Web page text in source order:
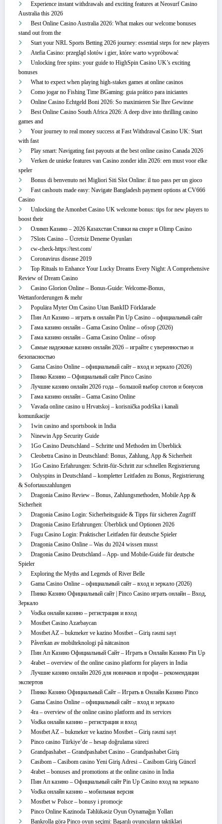
Experience instant withdrawals and exciting features at Neosurf Casino
Australia this 2026
Best Online Casino Australia 2026: What makes our welcome bonuses
stand out from the
Start your NRL Sports Betting 2026 journey: essential steps for new players
Atefia Casino: przegląd slotów i gier, które warto wypróbować
Unlocking free spins: your guide to HighSpin Casino UK’s exciting
bonuses
What to expect when playing high-stakes games at online casinos
Como jogar no Fishing Time BGaming: guia prático para iniciantes
Online Casino Echtgeld Boni 2026: So maximieren Sie Ihre Gewinne
Best Online Casino South Africa 2026: A deep dive into thrilling casino
games and
Your journey to real money success at Fast Withdrawal Casino UK: Start
with fast
Play smart: Navigating fast payouts at the best online casino Canada 2026
Verken de unieke features van Casino zonder idin 2026: een must voor elke
speler
Bonus di benvenuto nei Migliori Siti Slot Online: il tuo pass per un gioco
Fast cashouts made easy: Navigate Bangladesh payment options at CV666
Casino
Unlocking the Amonbet Casino UK welcome bonus: tips for new players to
boost their
Олимп Казино – 2026 Казахстан Ставки на спорт и Olimp Casino
7Slots Casino – Ücretsiz Deneme Oyunları
cw-check-https://test.com/
Coronavirus disease 2019
Top Rituals to Enhance Your Lucky Dreams Every Night: A Comprehensive
Review of Dream Casino
Casino Glorion Online – Bonus‑Guide: Welcome‑Bonus,
Wettanforderungen & mehr
Populära Myter Om Casino Utan BankID Förklarade
Пин Ап Казино – играть в онлайн Pin Up Casino – официальный сайт
Гама казино онлайн – Gama Casino Online – обзор (2026)
Гама казино онлайн – Gama Casino Online – обзор
Самые надежные казино онлайн 2026 – играйте с уверенностью и
безопасностью
Gama Casino Online – официальный сайт – вход и зеркало (2026)
Пинко Казино – Официальный сайт Pinco Casino
Лучшие казино онлайн 2026 года – большой выбор слотов и бонусов
Гама казино онлайн – Gama Casino Online
Vavada online casino u Hrvatskoj – korisnička podrška i kanali
komunikacije
1win casino and sportsbook in India
Ninewin App Security Guide
1Go Casino Deutschland – Schritte und Methoden im Überblick
Cleobetra Casino in Deutschland: Bonus, Zahlung, App & Sicherheit
1Go Casino Erfahrungen: Schritt‑für‑Schritt zur schnellen Registrierung
Onlyspins in Deutschland – kompletter Leitfaden zu Bonus, Registrierung
& Sofortauszahlungen
Dragonia Casino Review – Bonus, Zahlungsmethoden, Mobile App &
Sicherheit
Dragonia Casino Login: Sicherheitsguide & Tipps für sicheren Zugriff
Dragonia Casino Erfahrungen: Überblick und Optionen 2026
Fugu Casino Login: Praktischer Leitfaden für deutsche Spieler
Dragonia Casino Online – Was du 2024 wissen musst
Dragonia Casino Deutschland – App‑ und Mobile‑Guide für deutsche
Spieler
Exploring the Myths and Legends of River Belle
Gama Casino Online – официальный сайт – вход и зеркало (2026)
Пинко Казино Официальный сайт | Pinco Casino играть онлайн – Вход,
Зеркало
Vodka онлайн казино – регистрация и вход
Mostbet Casino Azərbaycan
Mostbet AZ – bukmeker ve kazino Mostbet – Giriş rəsmi sayt
Påverkan av mobilteknologi på nätcasinon
Пин Ап Казино Официальный Сайт – Играть в Онлайн Казино Pin Up
4rabet – overview of the online casino platform for players in India
Лучшие казино онлайн 2026 для новичков и профи – рекомендации
экспертов
Пинко Казино Официальный Сайт – Играть в Онлайн Казино Pinco
Gama Casino Online – официальный сайт – вход и зеркало
4ra – overview of the online casino platform and its services
Vodka онлайн казино – регистрация и вход
Mostbet AZ – bukmeker ve kazino Mostbet – Giriş rəsmi sayt
Pinco casino Türkiye’de – hesap doğrulama süreci
Grandpashabet – Grandpashabet Casino – Grandpashabet Giriş
Casibom – Casibom casino Yeni Giriş Adresi – Casibom Giriş Güncel
4rabet – bonuses and promotions at the online casino in India
Пин Ап казино – Официальный сайт Pin Up Casino вход на зеркало
Vodka онлайн казино – мобильная версия
Mostbet w Polsce – bonusy i promocje
Pinco Online Kazinoda Təhlükəsiz Oyun Oynamağın Yolları
Bankrolla görə Pinco oyun seçimi: Başarılı oyuncuların taktikləri